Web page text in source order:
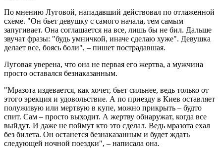
По мнению Луговой, нападавший действовал по отлаженной
схеме. "Он бьет девушку с самого начала, тем самым
запугивает. Она соглашается на все, лишь бы не бил. Дальше
звучат фразы: "будь умничкой, иначе сделаю хуже". Девушка
делает все, боясь боли", – пишет пострадавшая.
Луговая уверена, что она не первая его жертва, а мужчина
просто оставался безнаказанным.
"Мразота издевается, как хочет, бьет сильнее, ведь только от
этого эрекция и удовольствие. А по приезду в Киев оставляет
полуживую или мертвую в купе, можно прикрыть – будто
спит. Сам – просто выходит. А жертву обнаружат, когда все
выйдут. И даже не поймут кто это сделал. Ведь мразота ехал
без билета. Он останется безнаказанным и будет ждать
следующей ночной поездки", – написала она.